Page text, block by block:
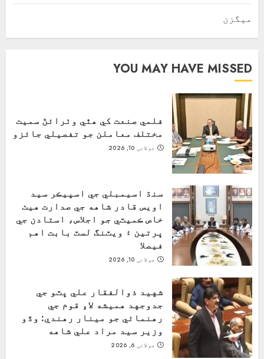
ميگزن
YOU MAY HAVE MISSED
فلمي صنعت کي ھٿي وٺرائڻ سميت
مختلف معاملن جو تفصيلي جائزو
جولائی 10, 2026
سنڌ اسيمبلي جي اسپيڪر سيد
اويس قادر شاهه جي صدارت هيٺ
خاص ڪميٽي جو اجلاس، استادن جي
ڀرتين ۽ ويٽنگ لسٽ بابت اهم
فيصلا
جولائی 10, 2026
شهيد ذوالفقار علي ڀٽو جي
جدوجهد هميشه لاءِ قوم جي
رهنمائي جو مينار رهندي: وڏو
وزير سيد مراد علي شاهه
جولائی 6, 2026